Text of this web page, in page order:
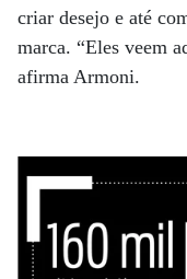
criar desejo e até
marca. “Eles veem
afirma Armoni.